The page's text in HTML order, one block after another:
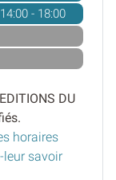
14:00 - 18:00
DU
horaires
leur savoir